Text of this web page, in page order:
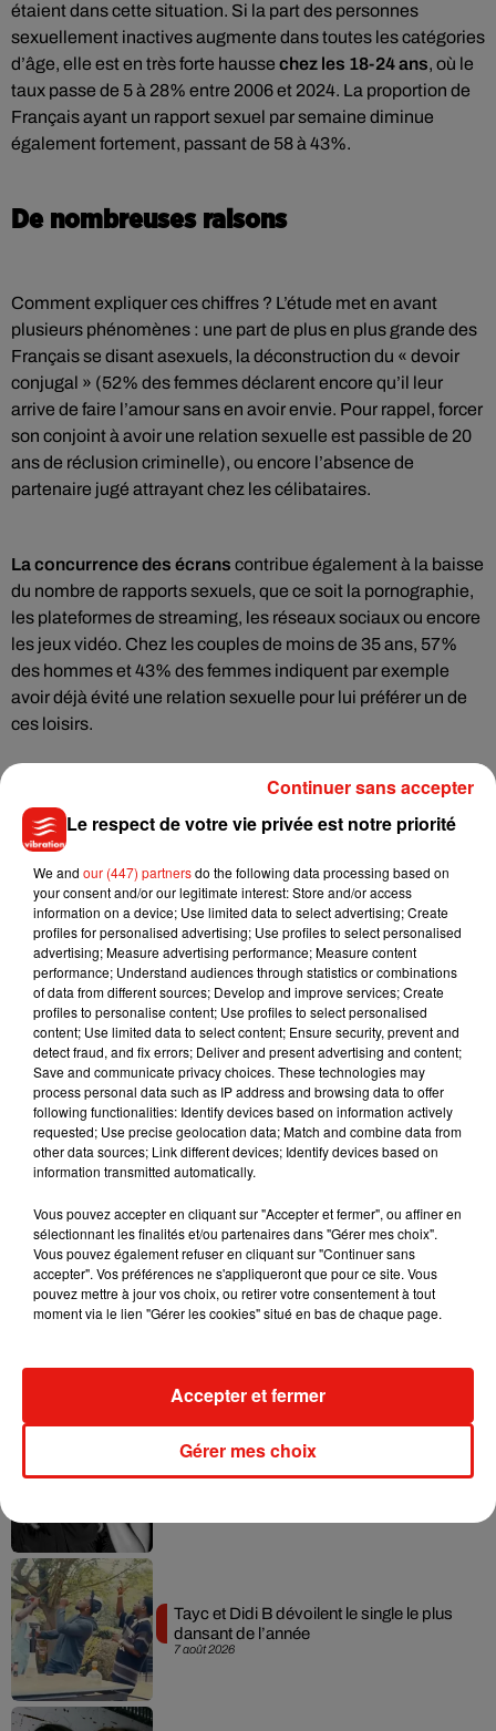
étaient dans cette situation. Si la part des personnes
sexuellement inactives augmente dans toutes les catégories
d’âge, elle est en très forte hausse chez les 18-24 ans, où le
taux passe de 5 à 28% entre 2006 et 2024. La proportion de
Français ayant un rapport sexuel par semaine diminue
également fortement, passant de 58 à 43%.
De nombreuses raisons
Comment expliquer ces chiffres ? L’étude met en avant
plusieurs phénomènes : une part de plus en plus grande des
Français se disant asexuels, la déconstruction du « devoir
conjugal » (52% des femmes déclarent encore qu’il leur
arrive de faire l’amour sans en avoir envie. Pour rappel, forcer
son conjoint à avoir une relation sexuelle est passible de 20
ans de réclusion criminelle), ou encore l’absence de
partenaire jugé attrayant chez les célibataires.
La concurrence des écrans contribue également à la baisse
du nombre de rapports sexuels, que ce soit la pornographie,
les plateformes de streaming, les réseaux sociaux ou encore
les jeux vidéo. Chez les couples de moins de 35 ans, 57%
des hommes et 43% des femmes indiquent par exemple
avoir déjà évité une relation sexuelle pour lui préférer un de
ces loisirs.
La situation n'est pas forcément mal vécue par tout le
monde. 49% de Français estiment qu'il peuvent vivre avec
quelqu'un avec qui ils ne font plus l'amour. 69% des femmes
estiment que l'absence de relations sexuelles ne serait pas
difficile à vivre, mais seulement 48% des hommes. Ces
derniers sont d'ailleurs 60% à ressentir un manque en cas
d'abstinence prolongée, contre 30% des femmes.
Étude Ifop pour LELO réalisée par questionnaire auto-
administré en ligne du 29 décembre 2023 au 2 janvier 2024
auprès d’un échantillon de 1 911 personnes, représentatif de
la population française âgée de 18 ans et plus
Musique
Julien Lieb s’essaye à la vie de chatelain
7 août 2026
Tayc et Didi B dévoilent le single le plus
dansant de l’année
Le respect de votre vie privée est notre priorité
We and our (447) partnersdo the following data processing based on
your consent and/or our legitimate interest: Store and/or access
information on a device; Use limited data to select advertising; Create
profiles for personalised advertising; Use profiles to select personalised
advertising; Measure advertising performance; Measure content
performance; Understand audiences through statistics or combinations
of data from different sources; Develop and improve services; Create
profiles to personalise content; Use profiles to select personalised
content; Use limited data to select content; Ensure security, prevent and
detect fraud, and fix errors; Deliver and present advertising and content;
Save and communicate privacy choices. These technologies may
process personal data such as IP address and browsing data to offer
following functionalities: Identify devices based on information actively
requested; Use precise geolocation data; Match and combine data from
other data sources; Link different devices; Identify devices based on
information transmitted automatically.
Vous pouvez accepter en cliquant sur "Accepter et fermer", ou affiner en
sélectionnant les finalités et/ou partenaires dans "Gérer mes choix".
Vous pouvez également refuser en cliquant sur "Continuer sans
accepter". Vos préférences ne s'appliqueront que pour ce site. Vous
pouvez mettre à jour vos choix, ou retirer votre consentement à tout
moment via le lien "Gérer les cookies" situé en bas de chaque page.
Gérer mes choix
Accepter et fermer
Continuer sans accepter